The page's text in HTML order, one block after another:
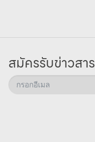
สมัครรับข่าวสาร